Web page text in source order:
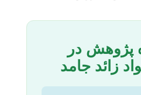
پژوهش در
زائد جامد